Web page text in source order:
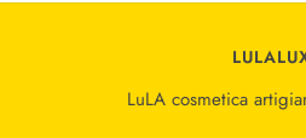
LuLA cosmetica